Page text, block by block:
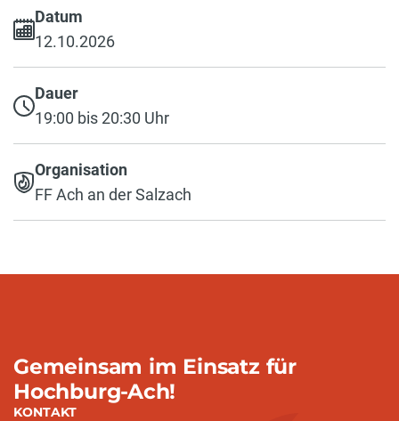
Datum
12.10.2026
Dauer
19:00 bis 20:30 Uhr
Organisation
FF Ach an der Salzach
Gemeinsam im Einsatz für
Hochburg-Ach!
KONTAKT